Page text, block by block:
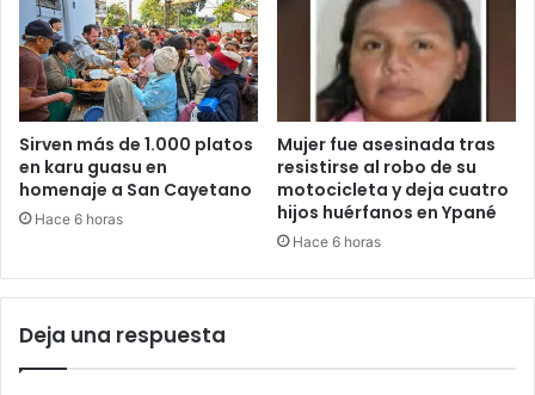
Sirven más de 1.000 platos
en karu guasu en
homenaje a San Cayetano
Hace 6 horas
Mujer fue asesinada tras
resistirse al robo de su
motocicleta y deja cuatro
hijos huérfanos en Ypané
Hace 6 horas
Deja una respuesta